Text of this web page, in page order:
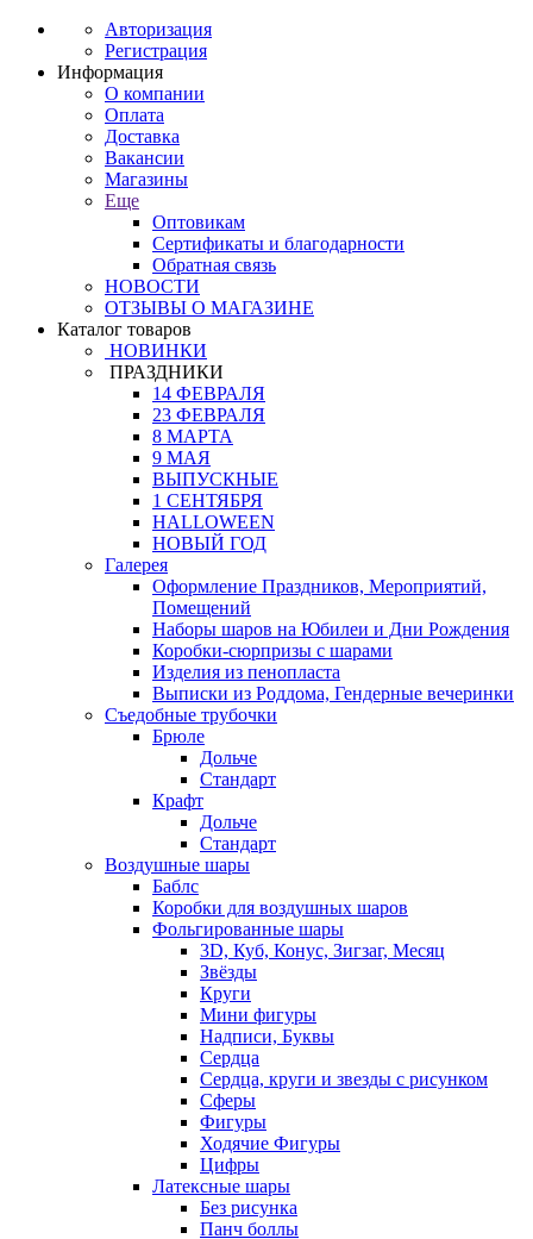
Авторизация
Регистрация
Информация
О компании
Оплата
Доставка
Вакансии
Магазины
Еще
Оптовикам
Сертификаты и благодарности
Обратная связь
НОВОСТИ
ОТЗЫВЫ О МАГАЗИНЕ
Каталог товаров
НОВИНКИ
ПРАЗДНИКИ
14 ФЕВРАЛЯ
23 ФЕВРАЛЯ
8 МАРТА
9 МАЯ
ВЫПУСКНЫЕ
1 СЕНТЯБРЯ
HALLOWEEN
НОВЫЙ ГОД
Галерея
Оформление Праздников, Мероприятий,
Помещений
Наборы шаров на Юбилеи и Дни Рождения
Коробки-сюрпризы с шарами
Изделия из пенопласта
Выписки из Роддома, Гендерные вечеринки
Съедобные трубочки
Брюле
Дольче
Стандарт
Крафт
Дольче
Стандарт
Воздушные шары
Баблс
Коробки для воздушных шаров
Фольгированные шары
3D, Куб, Конус, Зигзаг, Месяц
Звёзды
Круги
Мини фигуры
Надписи, Буквы
Сердца
Сердца, круги и звезды с рисунком
Сферы
Фигуры
Ходячие Фигуры
Цифры
Латексные шары
Без рисунка
Панч боллы